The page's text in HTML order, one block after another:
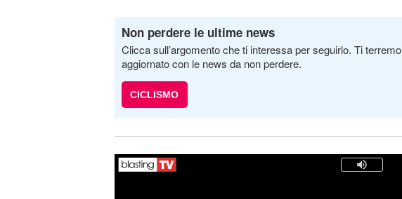
Non perdere le ultime news
Clicca sull’argomento che ti interessa per seguirlo. Ti terremo
aggiornato con le news da non perdere.
CICLISMO